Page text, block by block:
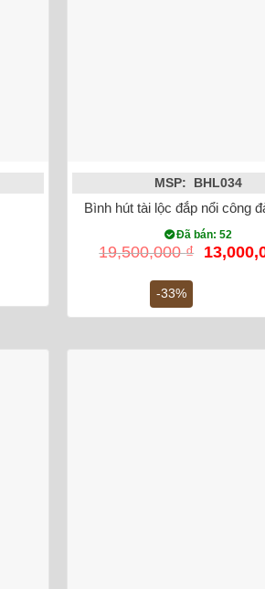
-33%
MSP: BHL034
Bình hút tài lộc đắp nổi công
Đã bán: 52
19,500,000₫ Giá